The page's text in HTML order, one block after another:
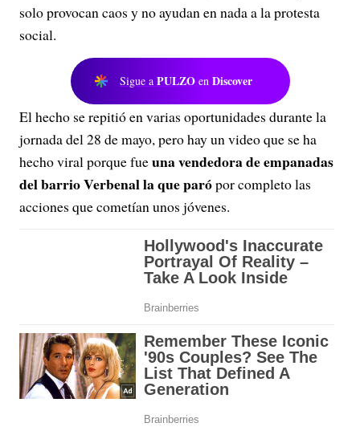
solo provocan caos y no ayudan en nada a la protesta
social.
Sigue a PULZO en Discover
El hecho se repitió en varias oportunidades durante la
jornada del 28 de mayo, pero hay un video que se ha
hecho viral porque fueuna vendedora de empanadas
del barrio Verbenal la que parópor completo las
acciones que cometían unos jóvenes.